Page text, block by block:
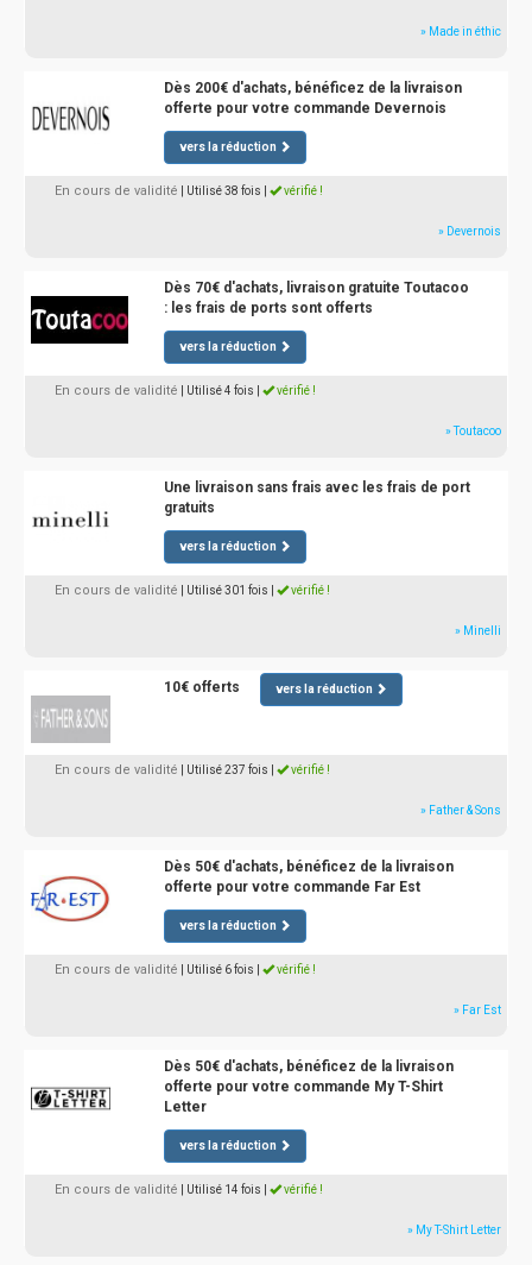
» Made in éthic
Dès 200€ d'achats, bénéficez de la livraison
offerte pour votre commande Devernois
vers la réduction
En cours de validité | Utilisé 38 fois vérifié !
» Devernois
Dès 70€ d'achats, livraison gratuite Toutacoo
: les frais de ports sont offerts
vers la réduction
En cours de validité | Utilisé 4 fois vérifié !
» Toutacoo
Une livraison sans frais avec les frais de port
gratuits
vers la réduction
En cours de validité | Utilisé 301 fois vérifié !
» Minelli
10€ offerts vers la réduction
En cours de validité | Utilisé 237 fois vérifié !
» Father & Sons
Dès 50€ d'achats, bénéficez de la livraison
offerte pour votre commande Far Est
vers la réduction
En cours de validité | Utilisé 6 fois vérifié !
» Far Est
Dès 50€ d'achats, bénéficez de la livraison
offerte pour votre commande My T-Shirt
Letter
vers la réduction
En cours de validité | Utilisé 14 fois vérifié !
» My T-Shirt Letter